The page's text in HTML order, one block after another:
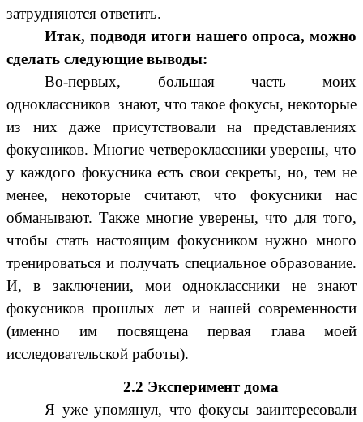
затрудняются ответить.
Итак, подводя итоги нашего опроса, можно
сделать следующие выводы:
Во-первых, большая часть моих
одноклассников знают, что такое фокусы, некоторые
из них даже присутствовали на представлениях
фокусников. Многие четвероклассники уверены, что
у каждого фокусника есть свои секреты, но, тем не
менее, некоторые считают, что фокусники нас
обманывают. Также многие уверены, что для того,
чтобы стать настоящим фокусником нужно много
тренироваться и получать специальное образование.
И, в заключении, мои одноклассники не знают
фокусников прошлых лет и нашей современности
(именно им посвящена первая глава моей
исследовательской работы).
2.2 Эксперимент дома
Я уже упомянул, что фокусы заинтересовали